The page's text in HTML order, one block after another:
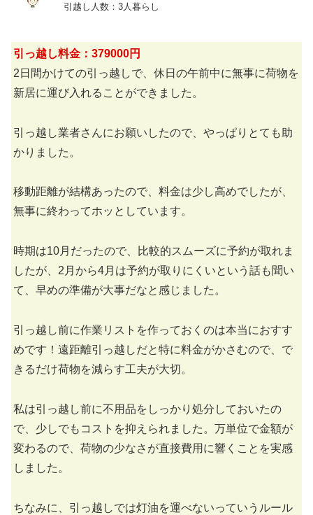
引越し人数：3人暮らし
引っ越し料金：379000円
2日間かけての引っ越しで、休日の午前中に無事に荷物を
新居に運び入れることができました。
引っ越し業者さんにお願いしたので、やっぱりとても助
かりました。
移動距離が結構あったので、料金は少し高めでしたが、
無事に終わってホッとしています。
時期は10月だったので、比較的スムーズに予約が取れま
したが、2月から4月は予約が取りにくいという話も聞い
て、早めの準備が大事だなと感じました。
引っ越し前に作業リストを作っておくのは本当におすす
めです！遠距離引っ越しだと特に料金がかさむので、で
きるだけ荷物を減らす工夫が大切。
私は引っ越し前に不用品をしっかり処分しておいたの
で、少しでもコストを抑えられました。万単位で金額が
変わるので、荷物の少なさが直接費用に響くことを実感
しました。
ちなみに、引っ越しでは灯油を運べないっていうルール